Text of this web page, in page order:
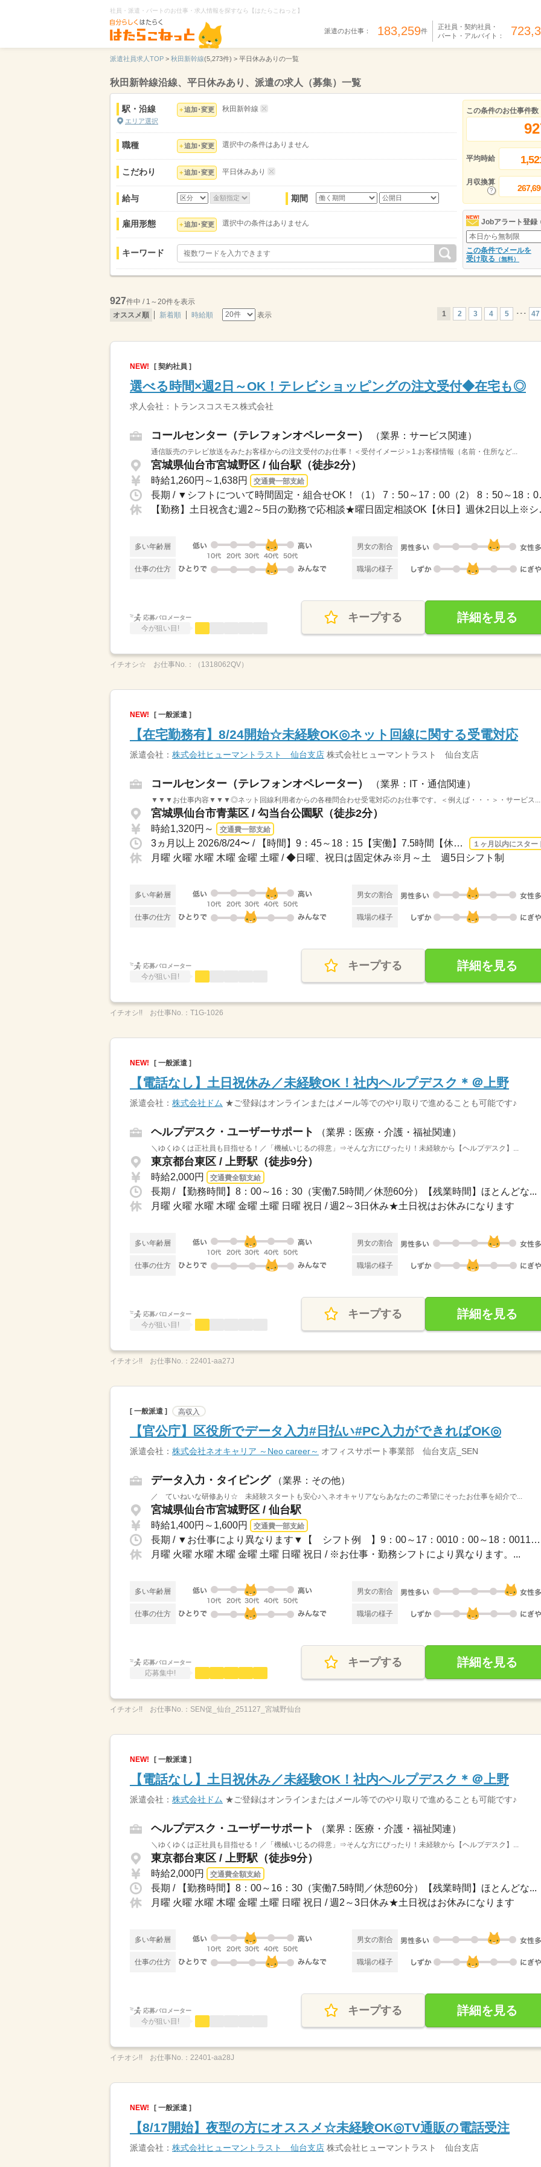
社員・派遣・パートのお仕事・求人情報を探すなら【はたらこねっと】
派遣のお仕事： 183,259件
正社員・契約社員・
パート・アルバイト：
派遣社員求人TOP > 秋田新幹線(5,273件) > 平日休みありの一覧
秋田新幹線沿線、平日休みあり、派遣の求人（募集）一覧
駅・沿線
エリア選択
追加･変更 秋田新幹線
職種 追加･変更 選択中の条件はありません
こだわり 追加･変更 平日休みあり
給与 期間
雇用形態 追加･変更 選択中の条件はありません
キーワード
この条件のお仕事件数
平均時給
月収換算
Jobアラート登録
この条件でメールを
受け取る （無料）
927件中 / 1～20件を表示
オススメ順
新着順 時給順 表示 1 2 3 4 5 ･･･ 47
NEW! [ 契約社員 ]
選べる時間×週2日～OK！テレビショッピングの注文受付◆在宅も◎
求人会社：トランスコスモス株式会社
コールセンター（テレフォンオペレーター） （業界：サービス関連）
通信販売のテレビ放送をみたお客様からの注文受付のお仕事！＜受付イメージ＞1.お客様情報（名前・住所など...
宮城県仙台市宮城野区 / 仙台駅（徒歩2分）
時給1,260円～1,638円 交通費一部支給
長期 / ▼
【勤務】
多い年齢層 男女の割合
仕事の仕方 職場の様子
応募バロメーター
今が狙い目!
キープする 詳細を見る
イチオシ☆ お仕事No.： （1318062QV）
NEW! [ 一般派遣 ]
【在宅勤務有】8/24開始☆未経験OK◎ネット回線に関する受電対応
派遣会社： 株式会社ヒューマントラスト 仙台支店 株式会社ヒューマントラスト 仙台支店
コールセンター（テレフォンオペレーター） （業界：IT・通信関連）
▼▼▼お仕事内容▼▼▼◎ネット回線利用者からの各種問合わせ受電対応のお仕事です。＜例えば・・・＞・サービス...
宮城県仙台市青葉区 / 勾当台公園駅（徒歩2分）
時給1,320円～ 交通費一部支給
3ヵ月以上 2026/8/24〜 / 【時間】9：45～18：15【実働】7.5時間【休憩】60分【残業】... １ヶ月以内にスター
月曜 火曜 水曜 木曜 金曜 土曜 / ◆日曜、祝日は固定休み※月～土 週5日シフト制
多い年齢層 男女の割合
仕事の仕方 職場の様子
応募バロメーター
今が狙い目!
キープする 詳細を見る
イチオシ!! お仕事No.： T1G-1026
NEW! [ 一般派遣 ]
【電話なし】土日祝休み／未経験OK！社内ヘルプデスク＊＠上野
派遣会社： 株式会社ドム ★ご登録はオンラインまたはメール等でのやり取りで進めることも可能です♪
ヘルプデスク・ユーザーサポート （業界：医療・介護・福祉関連）
＼ゆくゆくは正社員も目指せる！／「機械いじるの得意」⇒そんな方にぴったり！未経験から【ヘルプデスク】...
東京都台東区 / 上野駅（徒歩9分）
時給2,000円 交通費全額支給
長期 / 【勤務時間】8：00～16：30（実働7.5時間／休憩60分）【残業時間】ほとんどな...
月曜 火曜 水曜 木曜 金曜 土曜 日曜 祝日 / 週2～3日休み★土日祝はお休みになります
多い年齢層 男女の割合
仕事の仕方 職場の様子
応募バロメーター
今が狙い目!
キープする 詳細を見る
イチオシ!! お仕事No.： 22401-aa27J
[ 一般派遣 ] 高収入
【官公庁】区役所でデータ入力#日払い#PC入力ができればOK◎
派遣会社： 株式会社ネオキャリア ～Neo career～ オフィスサポート事業部 仙台支店_SEN
データ入力・タイピング （業界：その他）
／ ていねいな研修あり☆ 未経験スタートも安心♪＼ネオキャリアならあなたのご希望にそったお仕事を紹介で...
宮城県仙台市宮城野区 / 仙台駅
時給1,400円～1,600円 交通費一部支給
長期 / ▼お仕事により異なります▼【 シフト例 】9：00～17：0010：00～18：0011：00...
月曜 火曜 水曜 木曜 金曜 土曜 日曜 祝日 / ※お仕事・勤務シフトにより異なります。...
多い年齢層 男女の割合
仕事の仕方 職場の様子
応募バロメーター
応募集中!
キープする 詳細を見る
イチオシ!! お仕事No.： SEN促_仙台_251127_宮城野仙台
NEW! [ 一般派遣 ]
【電話なし】土日祝休み／未経験OK！社内ヘルプデスク＊＠上野
派遣会社： 株式会社ドム ★ご登録はオンラインまたはメール等でのやり取りで進めることも可能です♪
ヘルプデスク・ユーザーサポート （業界：医療・介護・福祉関連）
＼ゆくゆくは正社員も目指せる！／「機械いじるの得意」⇒そんな方にぴったり！未経験から【ヘルプデスク】...
東京都台東区 / 上野駅（徒歩9分）
時給2,000円 交通費全額支給
長期 / 【勤務時間】8：00～16：30（実働7.5時間／休憩60分）【残業時間】ほとんどな...
月曜 火曜 水曜 木曜 金曜 土曜 日曜 祝日 / 週2～3日休み★土日祝はお休みになります
多い年齢層 男女の割合
仕事の仕方 職場の様子
応募バロメーター
今が狙い目!
キープする 詳細を見る
イチオシ!! お仕事No.： 22401-aa28J
NEW! [ 一般派遣 ]
【8/17開始】夜型の方にオススメ☆未経験OK◎TV通販の電話受注
派遣会社： 株式会社ヒューマントラスト 仙台支店 株式会社ヒューマントラスト 仙台支店